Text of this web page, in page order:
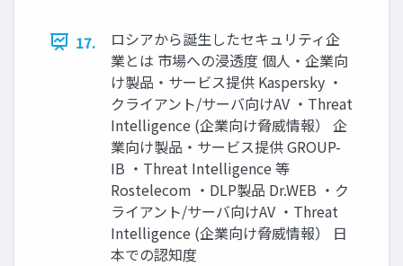
17.
ロシアから誕生したセキュリティ企
業とは 市場への浸透度 個人・企業向
け製品・サービス提供 Kaspersky ・
クライアント/サーバ向けAV ・Threat
Intelligence (企業向け脅威情報） 企
業向け製品・サービス提供 GROUP-
IB ・Threat Intelligence 等
Rostelecom ・DLP製品 Dr.WEB ・ク
ライアント/サーバ向けAV ・Threat
Intelligence (企業向け脅威情報） 日
本での認知度